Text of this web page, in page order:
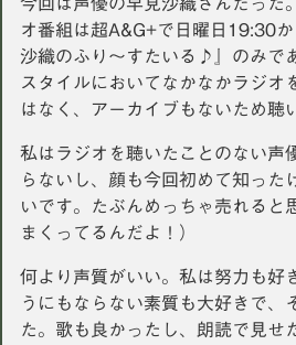
オ番組は超A&G+で日曜日19:30
沙織のふり〜すたいる♪』のみで
スタイルにおいてなかなかラジオ
はなく、アーカイブもないため聴
私はラジオを聴いたことのない声
らないし、顔も今回初めて知った
いです。たぶんめっちゃ売れると
まくってるんだよ！）
何より声質がいい。私は努力も好
うにもならない素質も大好きで、
た。歌も良かったし、朗読で見せ